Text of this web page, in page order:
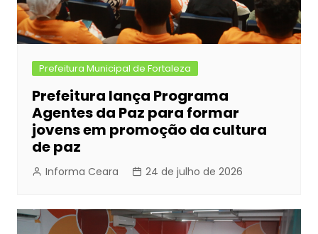
Prefeitura Municipal de Fortaleza
Prefeitura lança Programa
Agentes da Paz para formar
jovens em promoção da cultura
de paz
Informa Ceara 24 de julho de 2026